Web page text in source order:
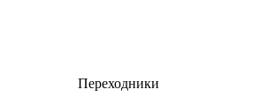
Переходники